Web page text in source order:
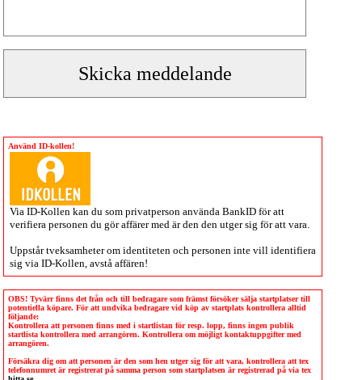
Använd ID-kollen!
Via ID-Kollen kan du som privatperson använda BankID för att
verifiera personen du gör affärer med är den den utger sig för att vara.
Uppstår tveksamheter om identiteten och personen inte vill identifiera
sig via ID-Kollen , avstå affären!
OBS! Tyvärr finns det från och till bedragare som främst försöker sälja startplatser till
potentiella köpare. För att undvika bedragare vid köp av startplats kontrollera alltid
följande:
Kontrollera att personen finns med i startlistan för resp. lopp, finns ingen publik
startlista kontrollera med arrangören. Kontrollera om möjligt kontaktuppgifter med
arrangören.
Försäkra dig om att personen är den som hen utger sig för att vara, kontrollera att tex
telefonnumret är registrerat på samma person som startplatsen är registrerad på via tex